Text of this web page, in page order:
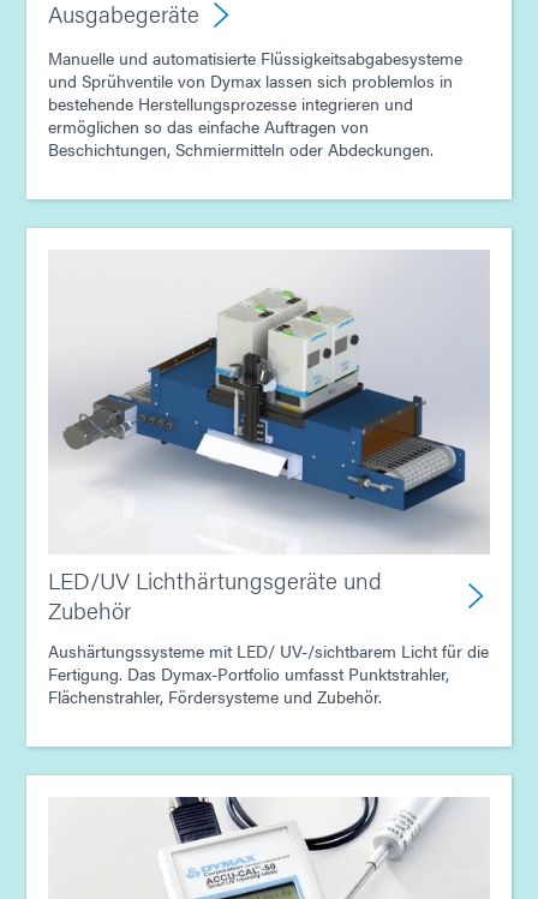
Leitfaden: Lichthärtungsgeräte (Asien|EN)
Leitfaden: Ausgabegerät (Asien|EN)
Leitfaden: Automobil (Asien|EN)
Leitfaden: Luft- und Raumfahrt & Verteidigung
Leitfaden: SpeedMask Maskierungsmittel (Asien|EN)
Ausgabegeräte
Manuelle und automatisierte Flüssigkeitsabgabesysteme
und Sprühventile von Dymax lassen sich problemlos in
bestehende Herstellungsprozesse integrieren und
ermöglichen so das einfache Auftragen von
Beschichtungen, Schmiermitteln oder Abdeckungen.
LED/UV Lichthärtungsgeräte und
Zubehör
Aushärtungssysteme mit LED/ UV-/sichtbarem Licht für die
Fertigung. Das Dymax-Portfolio umfasst Punktstrahler,
Flächenstrahler, Fördersysteme und Zubehör.